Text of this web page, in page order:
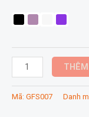
Quạt
Máy
Mini
Mã: GFS007 Danh